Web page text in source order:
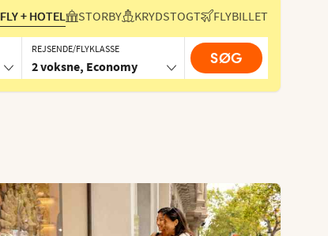
FLY + HOTEL STORBY KRYDSTOGT FLYBILLET
REJSENDE/FLYKLASSE
2 voksne, Economy SØG